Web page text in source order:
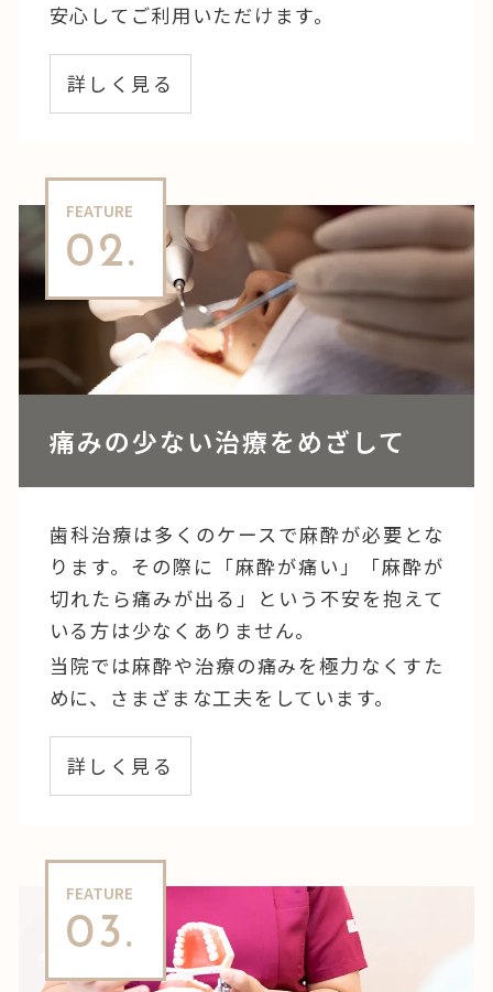
安心してご利用いただけます。
詳しく見る
FEATURE
02.
痛みの少ない治療をめざして
歯科治療は多くのケースで麻酔が必要とな
ります。その際に「麻酔が痛い」「麻酔が
切れたら痛みが出る」という不安を抱えて
いる方は少なくありません。
当院では麻酔や治療の痛みを極力なくすた
めに、さまざまな工夫をしています。
詳しく見る
FEATURE
03.